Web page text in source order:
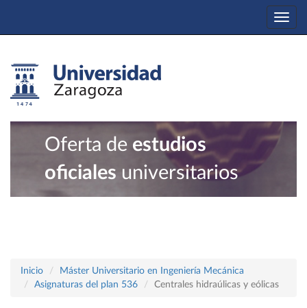
Oferta de estudios
oficiales universitarios
Inicio
Máster Universitario en Ingeniería Mecánica
Asignaturas del plan 536
Centrales hidraúlicas y eólicas